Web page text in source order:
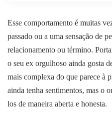
Esse comportamento é muitas
passado ou a uma sensação de
relacionamento ou término.
o seu ex orgulhoso ainda gosta
mais complexa do que parece à
ainda tenha sentimentos, mas o
los de maneira aberta e honesta.